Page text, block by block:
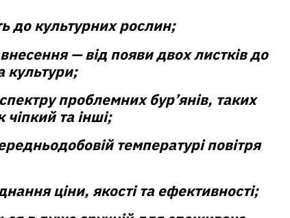
до культурних рослин;
— від появи двох листків до
культури;
проблемних бур’янів, таких
та інші;
температурі повітря
ціни, якості та ефективності;